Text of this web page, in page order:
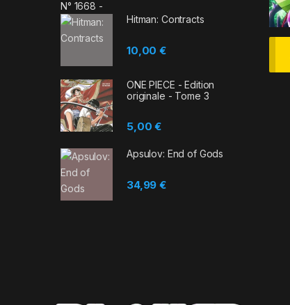
Hitman: Contracts
10,00€
ONE PIECE - Edition
originale - Tome 3
5,00€
Apsulov: End of Gods
34,99€